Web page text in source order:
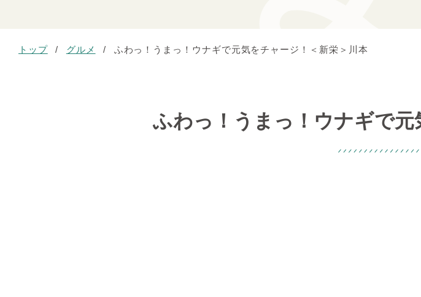
トップ / グルメ / ふわっ！うまっ！ウナギで元気をチャージ！＜新栄＞川本
ふわっ！うまっ！ウナギで